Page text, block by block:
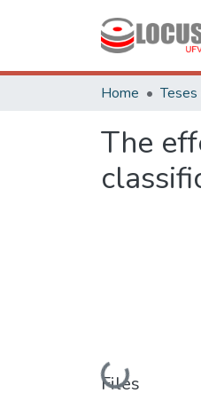
Home
The
Loading...
Files